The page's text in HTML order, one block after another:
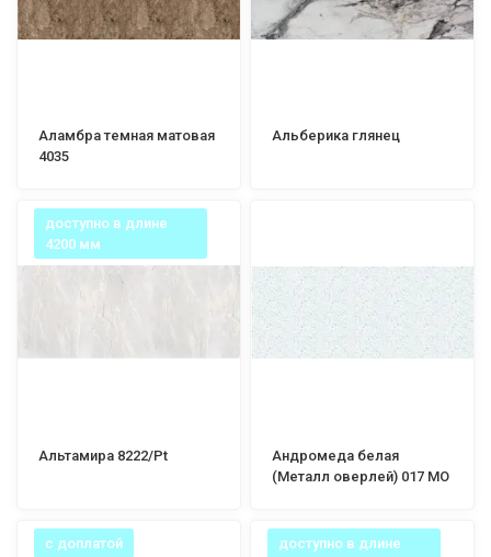
Аламбра темная матовая
4035
Альберика глянец
доступно в длине
4200 мм
Альтамира 8222/Pt
Андромеда белая
(Металл оверлей) 017 МО
с доплатой
доступно в длине